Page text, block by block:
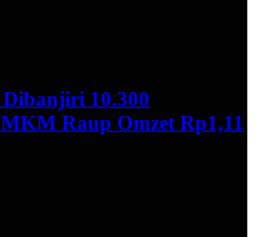
Dibanjiri 10.300
Raup Omzet Rp1,11